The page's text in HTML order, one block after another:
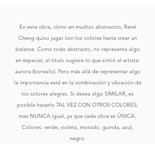
En esta obra, cómo en muchos abstractos, René
Cheng quiso jugar con los colores hasta crear un
balance. Como todo abstracto, no representa algo
en especial, el título sugiere lo que sintió el artista:
aurora (borealis). Pero más allá de representar algo
la importancia está en la combinación y vibración de
los colores alegres. Si desea algo SIMILAR, es
posible hacerlo TAL VEZ CON OTROS COLORES,
mas NUNCA igual, ya que cada obra es ÚNICA.
Colores: verde, violeta, morado, guinda, azul,
negro.